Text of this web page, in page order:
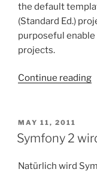
the default
(Standard Ed.)
purposeful
projects.
Continue reading
POSTED
ON
MAY 11, 2011
Symfony 2
Natürlich wird